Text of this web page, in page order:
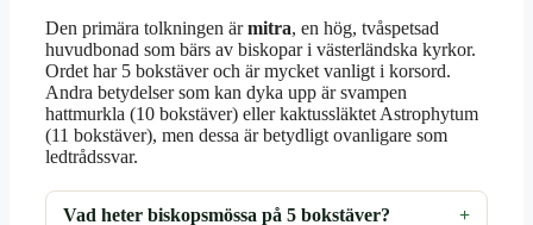
Den primära tolkningen ärmitra, en hög, tvåspetsad
huvudbonad som bärs av biskopar i västerländska kyrkor.
Ordet har 5 bokstäver och är mycket vanligt i korsord.
Andra betydelser som kan dyka upp är svampen
hattmurkla (10 bokstäver) eller kaktussläktet Astrophytum
(11 bokstäver), men dessa är betydligt ovanligare som
ledtrådssvar.
Vad heter biskopsmössa på 5 bokstäver?